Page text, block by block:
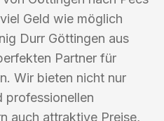
Geld wie möglich
Durr Göttingen aus
Partner für
Wir bieten nicht nur
professionellen
auch attraktive Preise,